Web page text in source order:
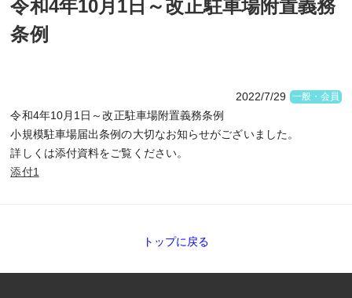
令和4年10月1日～改正駐車場附置義務
条例
2022/7/29 一般・会員
令和4年10月1日～改正駐車場附置義務条例
小規模駐車場届出条例の大切なお知らせがございました。
詳しくは添付資料をご覧ください。
添付1
トップに戻る